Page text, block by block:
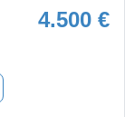
4.500 €